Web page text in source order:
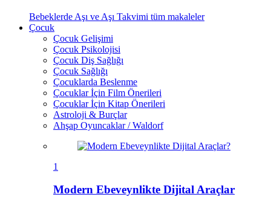
Bebeklerde Aşı ve Aşı Takvimi tüm makaleler
Çocuk
Çocuk Gelişimi
Çocuk Psikolojisi
Çocuk Diş Sağlığı
Çocuk Sağlığı
Çocuklarda Beslenme
Çocuklar İçin Film Önerileri
Çocuklar İçin Kitap Önerileri
Astroloji & Burçlar
Ahşap Oyuncaklar / Waldorf
1
Modern Ebeveynlikte Dijital Araçlar